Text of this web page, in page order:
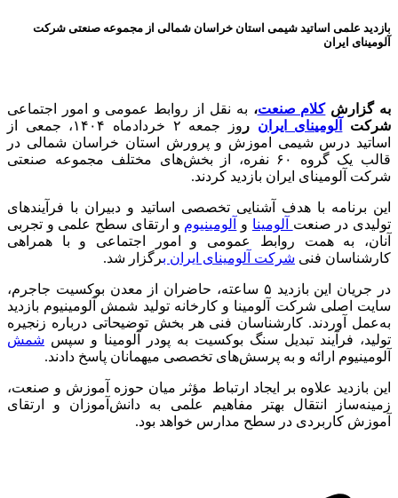
بازدید علمی اساتید شیمی استان خراسان شمالی از مجموعه صنعتی شرکت
آلومینای ایران
به گزارشکلام صنعت، به نقل از روابط عمومی و امور اجتماعی
شرکت
آلومینای ایران ر
وز جمعه ۲ خردادماه ۱۴۰۴، جمعی از
اساتید درس شیمی اموزش و پرورش استان خراسان شمالی در
قالب یک گروه ۶۰ نفره، از بخش‌های مختلف مجموعه صنعتی
شرکت آلومینای ایران بازدید کردند.
این برنامه با هدف آشنایی تخصصی اساتید و دبیران با فرآیندهای
تولیدی در صنعت آلومینا و آلومینیوم و ارتقای سطح علمی و تجربی
آنان، به همت روابط عمومی و امور اجتماعی و با همراهی
کارشناسان فنی شرکت آلومینای ایران برگزار شد.
در جریان این بازدید ۵ ساعته، حاضران از معدن بوکسیت جاجرم،
سایت اصلی شرکت آلومینا و کارخانه تولید شمش آلومینیوم بازدید
به‌عمل آوردند. کارشناسان فنی هر بخش توضیحاتی درباره زنجیره
تولید، فرآیند تبدیل سنگ بوکسیت به پودر آلومینا و سپس شمش
آلومینیوم ارائه و به پرسش‌های تخصصی میهمانان پاسخ دادند.
این بازدید علاوه بر ایجاد ارتباط مؤثر میان حوزه آموزش و صنعت،
زمینه‌ساز انتقال بهتر مفاهیم علمی به دانش‌آموزان و ارتقای
آموزش کاربردی در سطح مدارس خواهد بود.